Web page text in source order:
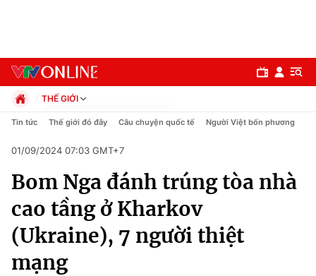
Chuyên mục
Chính trị
Xã hội
THẾ GIỚI
Chính trị
Pháp luật
Kinh tế
Thể thao
Truyền hình
Văn hóa - Giải trí
Đời sống
Tin tức Thế giới đó đây Câu chuyện quốc tế Người Việt bốn phương
01/09/2024 07:03 GMT+7
Bom Nga đánh trúng tòa nhà
cao tầng ở Kharkov
(Ukraine), 7 người thiệt
mạng